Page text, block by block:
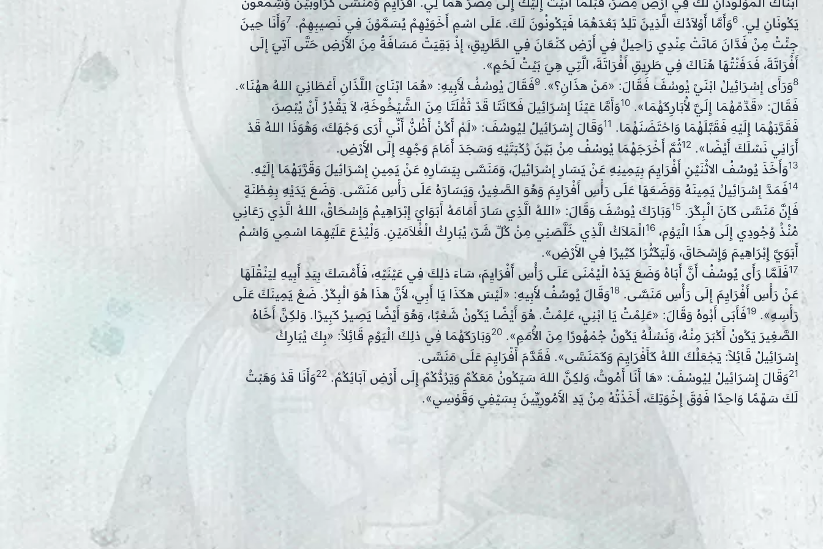
يَكُونَانِ لِي.6وَأَمَّا أَوْلاَدُكَ الَّذِينَ تَلِدُ بَعْدَهُمَا فَيَكُونُونَ لَكَ. عَلَى اسْمِ أَخَوَيْهِمْ يُسَمَّوْنَ فِي نَصِيبِهِمْ. 7وَأَنَا حِينَ
جِئْتُ مِنْ فَدَّانَ مَاتَتْ عِنْدِي رَاحِيلُ فِي أَرْضِ كَنْعَانَ فِي الطَّرِيقِ، إِذْ بَقِيَتْ مَسَافَةٌ مِنَ الأَرْضِ حَتَّى آتِيَ إِلَى
أَفْرَاتَةَ، فَدَفَنْتُهَا هُنَاكَ فِي طَرِيقِ أَفْرَاتَةَ، الَّتِي هِيَ بَيْتُ لَحْمٍ».
8وَرَأَى إِسْرَائِيلُ ابْنَيْ يُوسُفَ فَقَالَ: «مَنْ هذَانِ؟».9فَقَالَ يُوسُفُ لأَبِيهِ: «هُمَا ابْنَايَ اللَّذَانِ أَعْطَانِيَ اللهُ ههُنَا».
فَقَالَ: «قَدِّمْهُمَا إِلَيَّ لأُبَارِكَهُمَا».10وَأَمَّا عَيْنَا إِسْرَائِيلَ فَكَانَتَا قَدْ ثَقُلَتَا مِنَ الشَّيْخُوخَةِ، لاَ يَقْدُِرُ أَنْ يُبْصِرَ،
فَقَرَّبَهُمَا إِلَيْهِ فَقَبَّلَهُمَا وَاحْتَضَنَهُمَا. 11وَقَالَ إِسْرَائِيلُ لِيُوسُفَ: «لَمْ أَكُنْ أَظُنُّ أَنِّي أَرَى وَجْهَكَ، وَهُوَذَا اللهُ قَدْ
أَرَانِي نَسْلَكَ أَيْضًا». 12ثُمَّ أَخْرَجَهُمَا يُوسُفُ مِنْ بَيْنَ رُكْبَتَيْهِ وَسَجَدَ أَمَامَ وَجْهِهِ إِلَى الأَرْضِ.
13وَأَخَذَ يُوسُفُ الاثْنَيْنِ أَفْرَايِمَ بِيَمِينِهِ عَنْ يَسَارِ إِسْرَائِيلَ، وَمَنَسَّى بِيَسَارِهِ عَنْ يَمِينِ إِسْرَائِيلَ وَقَرَّبَهُمَا إِلَيْهِ.
14فَمَدَّ إِسْرَائِيلُ يَمِينَهُ وَوَضَعَهَا عَلَى رَأْسِ أَفْرَايِمَ وَهُوَ الصَّغِيرُ، وَيَسَارَهُ عَلَى رَأْسِ مَنَسَّى. وَضَعَ يَدَيْهِ بِفِطْنَةٍ
فَإِنَّ مَنَسَّى كَانَ الْبِكْرَ.15وَبَارَكَ يُوسُفَ وَقَالَ: «اللهُ الَّذِي سَارَ أَمَامَهُ أَبَوَايَ إِبْرَاهِيمُ وَإِسْحَاقُ، اللهُ الَّذِي رَعَانِي
مُنْذُ وُجُودِي إِلَى هذَا الْيَوْمِ،16الْمَلاَكُ الَّذِي خَلَّصَنِي مِنْ كُلِّ شَرّ، يُبَارِكُ الْغُلاَمَيْنِ. وَلْيُدْعَ عَلَيْهِمَا اسْمِي وَاسْمُ
أَبَوَيَّ إِبْرَاهِيمَ وَإِسْحَاقَ، وَلْيَكْثُرَا كَثِيرًا فِي الأَرْضِ».
17فَلَمَّا رَأَى يُوسُفُ أَنَّ أَبَاهُ وَضَعَ يَدَهُ الْيُمْنَى عَلَى رَأْسِ أَفْرَايِمَ، سَاءَ ذلِكَ فِي عَيْنَيْهِ، فَأَمْسَكَ بِيَدِ أَبِيهِ لِيَنْقُلَهَا
عَنْ رَأْسِ أَفْرَايِمَ إِلَى رَأْسِ مَنَسَّى.18وَقَالَ يُوسُفُ لأَبِيهِ: «لَيْسَ هكَذَا يَا أَبِي، لأَنَّ هذَا هُوَ الْبِكْرُ. ضَعْ يَمِينَكَ عَلَى
رَأْسِهِ».19فَأَبَى أَبُوهُ وَقَالَ: «عَلِمْتُ يَا ابْنِي، عَلِمْتُ. هُوَ أَيْضًا يَكُونُ شَعْبًا، وَهُوَ أَيْضًا يَصِيرُ كَبِيرًا. وَلكِنَّ أَخَاهُ
الصَّغِيرَ يَكُونُ أَكْبَرَ مِنْهُ، وَنَسْلُهُ يَكُونُ جُمْهُورًا مِنَ الأُمَمِ».20وَبَارَكَهُمَا فِي ذلِكَ الْيَوْمِ قَائِلاً: «بِكَ يُبَارِكُ
إِسْرَائِيلُ قَائِلاً: يَجْعَلُكَ اللهُ كَأَفْرَايِمَ وَكَمَنَسَّى». فَقَدَّمَ أَفْرَايِمَ عَلَى مَنَسَّى.
21وَقَالَ إِسْرَائِيلُ لِيُوسُفَ: «هَا أَنَا أَمُوتُ، وَلكِنَّ اللهَ سَيَكُونُ مَعَكُمْ وَيَرُدُّكُمْ إِلَى أَرْضِ آبَائِكُمْ.22وَأَنَا قَدْ وَهَبْتُ
لَكَ سَهْمًا وَاحِدًا فَوْقَ إِخْوَتِكَ، أَخَذْتُهُ مِنْ يَدِ الأَمُورِيِّينَ بِسَيْفِي وَقَوْسِي».